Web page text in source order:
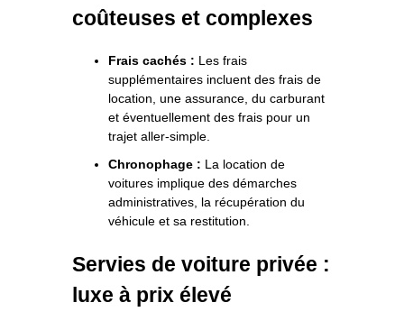
coûteuses et complexes
Frais cachés : Les frais
supplémentaires incluent des frais de
location, une assurance, du carburant
et éventuellement des frais pour un
trajet aller-simple.
Chronophage : La location de
voitures implique des démarches
administratives, la récupération du
véhicule et sa restitution.
Servies de voiture privée :
luxe à prix élevé